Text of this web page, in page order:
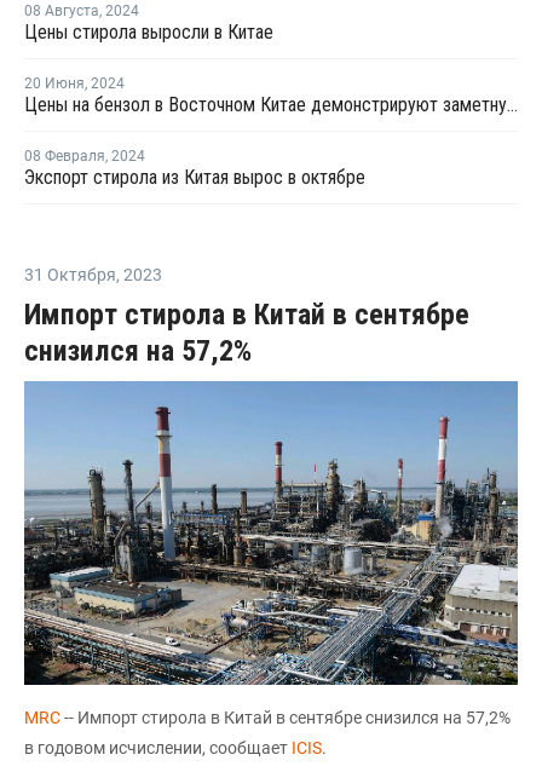
08 Августа, 2024
Цены стирола выросли в Китае
20 Июня, 2024
Цены на бензол в Восточном Китае демонстрируют заметную тенденцию к росту
08 Февраля, 2024
Экспорт стирола из Китая вырос в октябре
31 Октября, 2023
Импорт стирола в Китай в сентябре
снизился на 57,2%
MRC-- Импорт стирола в Китай в сентябре снизился на 57,2%
в годовом исчислении, сообщает ICIS.